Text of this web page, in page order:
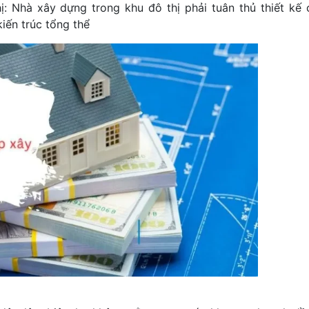
Nhà xây dựng trong khu đô thị phải tuân thủ thiết kế
trúc tổng thể​